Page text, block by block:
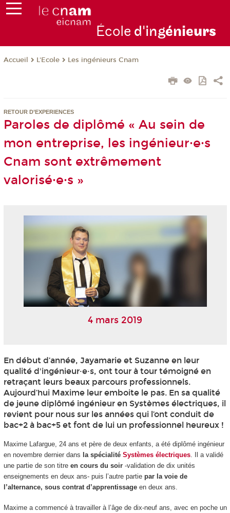
École d'ingénieurs
Accueil L'Ecole Les ingénieurs Cnam
RETOUR D’EXPERIENCES
Paroles de diplômé « Au sein de
mon entreprise, les ingénieur·e·s
Cnam sont extrêmement
valorisé·e·s »
4 mars 2019
En début d’année, Jayamarie et Suzanne en leur
qualité d'ingénieur·e·s, ont tour à tour témoigné en
retraçant leurs beaux parcours professionnels.
Aujourd’hui Maxime leur emboite le pas. En sa qualité
de jeune diplômé ingénieur en Systèmes électriques, il
revient pour nous sur les années qui l’ont conduit de
bac+2 à bac+5 et font de lui un professionnel heureux !
Maxime Lafargue, 24 ans et père de deux enfants, a été diplômé ingénieur
en novembre dernier dans la spécialité Systèmes électriques. Il a validé
une partie de son titre en cours du soir-validation de dix unités
enseignements en deux ans- puis l’autre partie par la voie de
l’alternance, sous contrat d’apprentissage en deux ans.
Maxime a commencé à travailler à l’âge de dix-neuf ans, avec en poche un